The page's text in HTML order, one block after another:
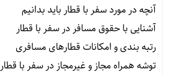
آنچه در مورد سفر با قطار باید بدانیم
آشنایی با حقوق مسافر در سفر با قطار
رتبه بندی و امکانات قطارهای مسافری
توشه همراه مجاز و غیرمجاز در سفر با قطار